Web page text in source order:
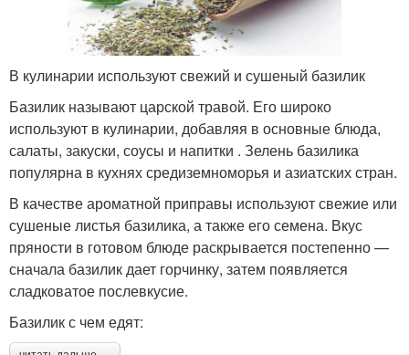
В кулинарии используют свежий и сушеный базилик
Базилик называют царской травой. Его широко
используют в кулинарии, добавляя в основные блюда,
салаты, закуски, соусы и напитки . Зелень базилика
популярна в кухнях средиземноморья и азиатских стран.
В качестве ароматной приправы используют свежие или
сушеные листья базилика, а также его семена. Вкус
пряности в готовом блюде раскрывается постепенно —
сначала базилик дает горчинку, затем появляется
сладковатое послевкусие.
Базилик с чем едят: